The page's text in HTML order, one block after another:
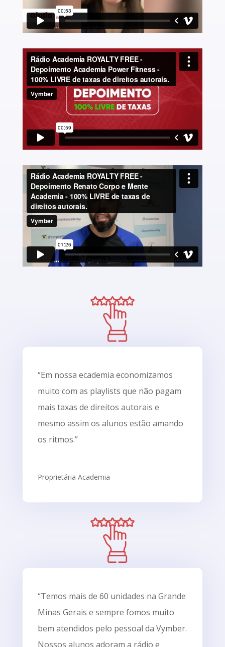
“Em nossa ecademia economizamos
muito com as playlists que não pagam
mais taxas de direitos autorais e
mesmo assim os alunos estão amando
os ritmos.”
Proprietária Academia
“Temos mais de 60 unidades na Grande
Minas Gerais e sempre fomos muito
bem atendidos pelo pessoal da Vymber.
Nossos alunos adoram a rádio e